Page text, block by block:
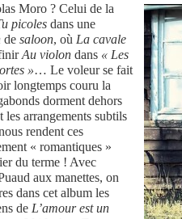
Moro ? Celui de la
picoles dans une
de saloon, où La cavale
Au violon dans « Les
»… Le voleur se fait
longtemps couru la
dorment dehors
les arrangements subtils
rendent ces
« romantiques »
du terme ! Avec
aux manettes, on
dans cet album les
de L’amour est un